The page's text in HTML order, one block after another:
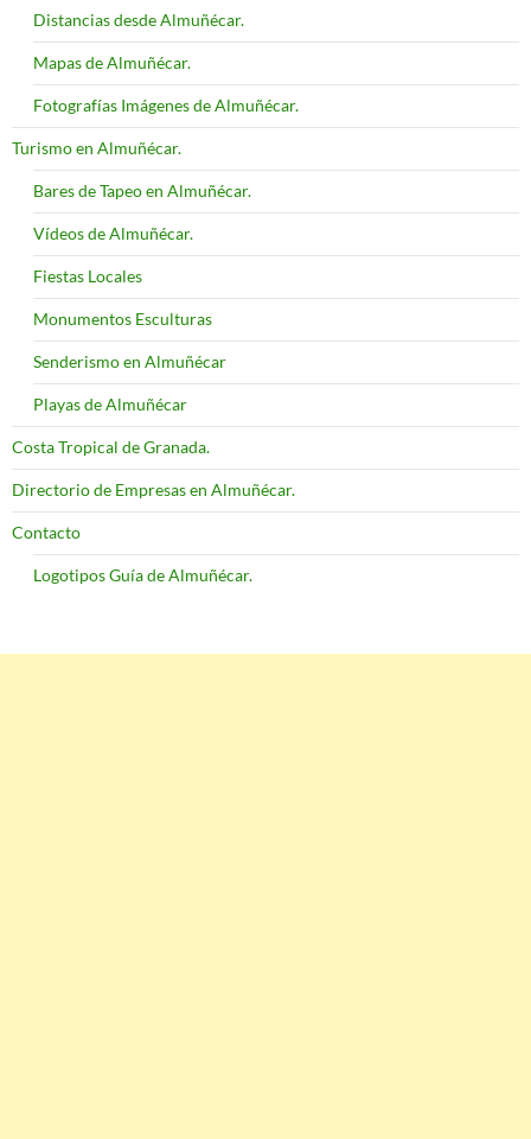
Distancias desde Almuñécar.
Mapas de Almuñécar.
Fotografías Imágenes de Almuñécar.
Turismo en Almuñécar.
Bares de Tapeo en Almuñécar.
Vídeos de Almuñécar.
Fiestas Locales
Monumentos Esculturas
Senderismo en Almuñécar
Playas de Almuñécar
Costa Tropical de Granada.
Directorio de Empresas en Almuñécar.
Contacto
Logotipos Guía de Almuñécar.